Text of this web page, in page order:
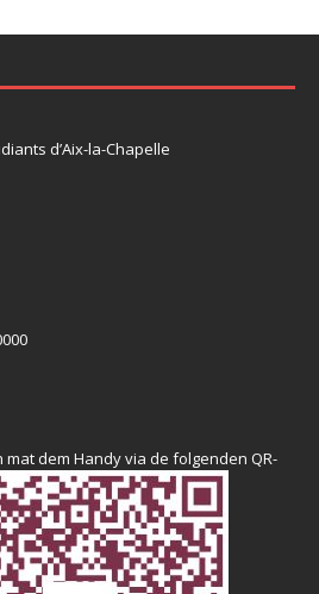
d’Aix-la-Chapelle
dem Handy via de folgenden QR-